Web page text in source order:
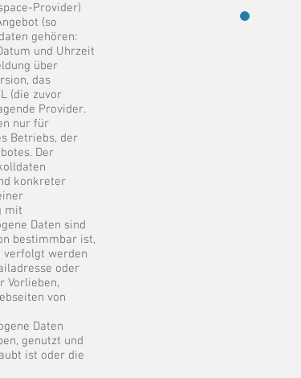
Provider)
(so
gehören:
und Uhrzeit
über
das
(die zuvor
Provider.
nur für
Betriebs, der
Der
konkreter
mit
Daten sind
bestimmbar ist,
verfolgt werden
oder
Vorlieben,
von
Daten
genutzt und
ist oder die